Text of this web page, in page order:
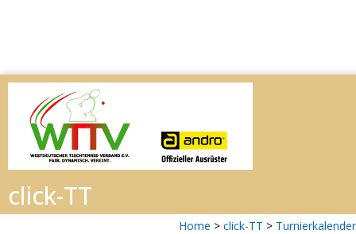
Home > click-TT > Turnierkalender